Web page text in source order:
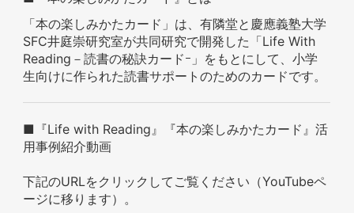
「本の楽しみかたカード」は、有隣堂と慶應義塾大学
SFC井庭崇研究室が共同研究で開発した「Life With
Reading－読書の秘訣カードｰ」をもとにして、小学
生向けに作られた読書サポートのためのカードです。
■『Life with Reading』『本の楽しみかたカード』活
用事例紹介動画
下記のURLをクリックしてご覧ください（YouTubeペ
ージに移ります）。